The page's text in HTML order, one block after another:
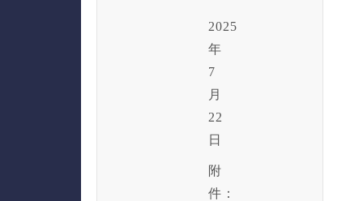
2025
年
7
月
22
日
附
件：